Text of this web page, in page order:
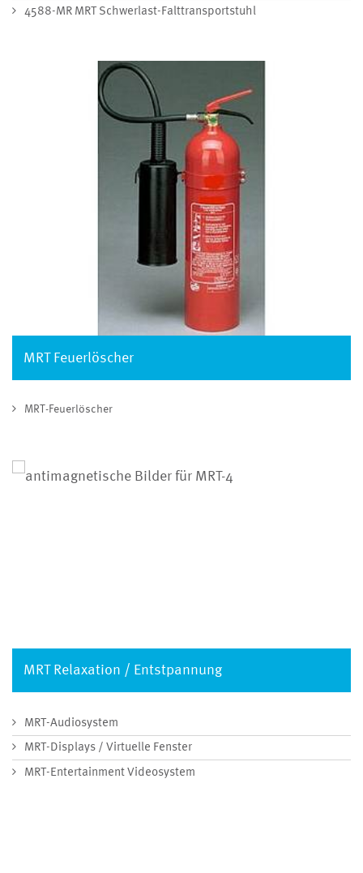
4588-MR MRT Schwerlast-Falttransportstuhl
MRT Feuerlöscher
MRT-Feuerlöscher
MRT Relaxation / Entstpannung
MRT-Audiosystem
MRT-Displays / Virtuelle Fenster
MRT-Entertainment Videosystem